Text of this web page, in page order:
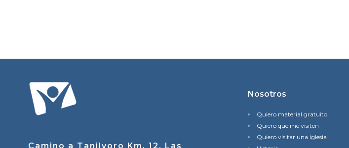
Camino a Tanilvoro Km. 12, Las
Nosotros
Quiero material gratuito
Quiero que me visiten
Quiero visitar una iglesia